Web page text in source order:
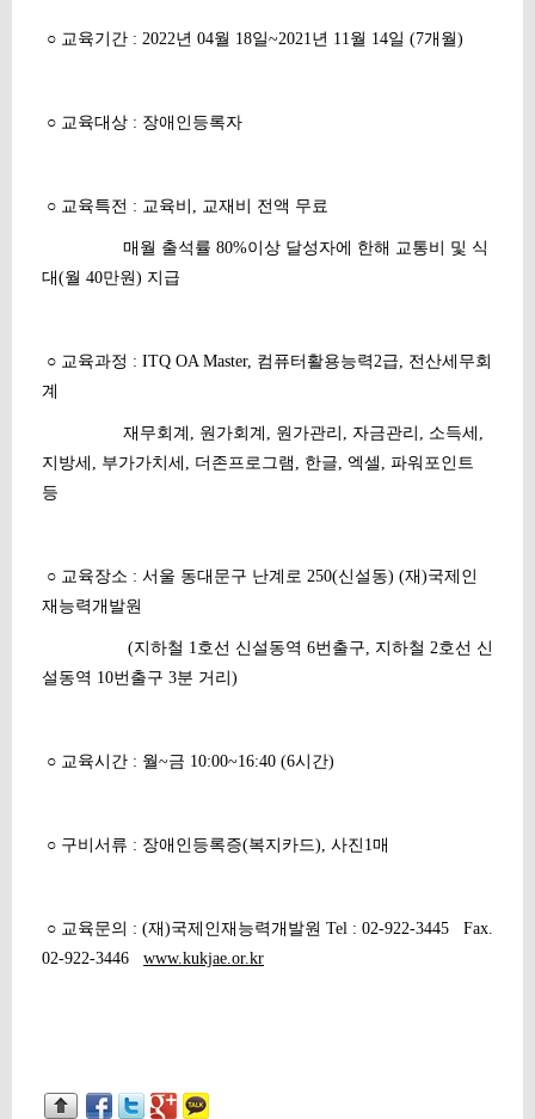
○ 교육기간 : 2022년 04월 18일~2021년 11월 14일 (7개월)
○ 교육대상 : 장애인등록자
○ 교육특전 : 교육비, 교재비 전액 무료
매월 출석률 80%이상 달성자에 한해 교통비 및 식
대(월 40만원) 지급
○ 교육과정 : ITQ OA Master, 컴퓨터활용능력2급, 전산세무회
계
재무회계, 원가회계, 원가관리, 자금관리, 소득세,
지방세, 부가가치세, 더존프로그램, 한글, 엑셀, 파워포인트
등
○ 교육장소 : 서울 동대문구 난계로 250(신설동) (재)국제인
재능력개발원
(지하철 1호선 신설동역 6번출구, 지하철 2호선 신
설동역 10번출구 3분 거리)
○ 교육시간 : 월~금 10:00~16:40 (6시간)
○ 구비서류 : 장애인등록증(복지카드), 사진1매
○ 교육문의 : (재)국제인재능력개발원 Tel : 02-922-3445 Fax.
02-922-3446 www.kukjae.or.kr